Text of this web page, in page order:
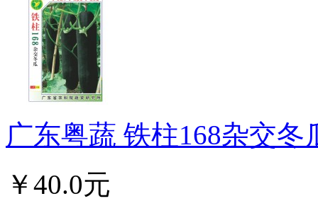
广东粤蔬 铁柱168杂交
￥40.0元